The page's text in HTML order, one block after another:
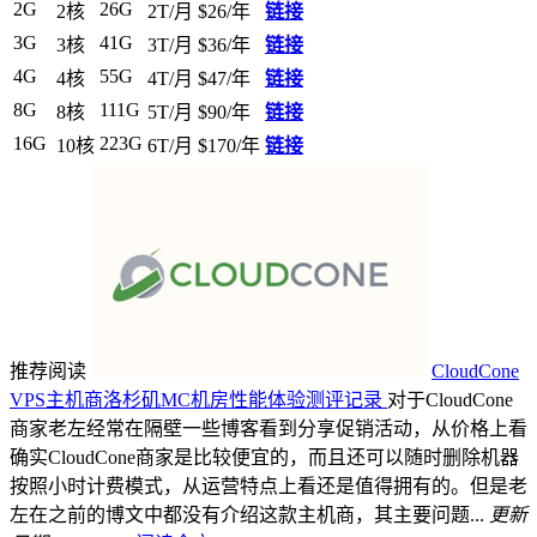
2G 2核 26G 2T/月 $26/年
链接
3G
3核 41G 3T/月 $36/年
链接
4G
4核 55G 4T/月 $47/年
链接
8G
8核 111G 5T/月 $90/年
链接
16G 10核 223G 6T/月 $170/年 链接
推荐阅读
CloudCone
VPS主机商洛杉矶MC机房性能体验测评记录 对于CloudCone
商家老左经常在隔壁一些博客看到分享促销活动，从价格上看
确实CloudCone商家是比较便宜的，而且还可以随时删除机器
按照小时计费模式，从运营特点上看还是值得拥有的。但是老
左在之前的博文中都没有介绍这款主机商，其主要问题... 更新